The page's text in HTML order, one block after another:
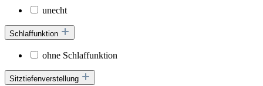
unecht
Schlaffunktion
ohne Schlaffunktion
Sitztiefenverstellung